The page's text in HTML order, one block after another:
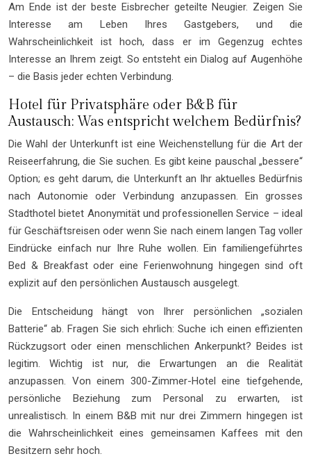
Am Ende ist der beste Eisbrecher geteilte Neugier. Zeigen Sie
Interesse am Leben Ihres Gastgebers, und die
Wahrscheinlichkeit ist hoch, dass er im Gegenzug echtes
Interesse an Ihrem zeigt. So entsteht ein Dialog auf Augenhöhe
– die Basis jeder echten Verbindung.
Hotel für Privatsphäre oder B&B für
Austausch: Was entspricht welchem Bedürfnis?
Die Wahl der Unterkunft ist eine Weichenstellung für die Art der
Reiseerfahrung, die Sie suchen. Es gibt keine pauschal „bessere“
Option; es geht darum, die Unterkunft an Ihr aktuelles Bedürfnis
nach Autonomie oder Verbindung anzupassen. Ein grosses
Stadthotel bietet Anonymität und professionellen Service – ideal
für Geschäftsreisen oder wenn Sie nach einem langen Tag voller
Eindrücke einfach nur Ihre Ruhe wollen. Ein familiengeführtes
Bed & Breakfast oder eine Ferienwohnung hingegen sind oft
explizit auf den persönlichen Austausch ausgelegt.
Die Entscheidung hängt von Ihrer persönlichen „sozialen
Batterie“ ab. Fragen Sie sich ehrlich: Suche ich einen effizienten
Rückzugsort oder einen menschlichen Ankerpunkt? Beides ist
legitim. Wichtig ist nur, die Erwartungen an die Realität
anzupassen. Von einem 300-Zimmer-Hotel eine tiefgehende,
persönliche Beziehung zum Personal zu erwarten, ist
unrealistisch. In einem B&B mit nur drei Zimmern hingegen ist
die Wahrscheinlichkeit eines gemeinsamen Kaffees mit den
Besitzern sehr hoch.